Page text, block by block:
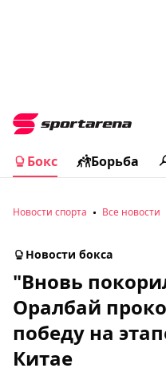
Бокс Борьба
Новости спорта Все новости
Новости бокса
"Вновь
Оралбай
победу на
Китае